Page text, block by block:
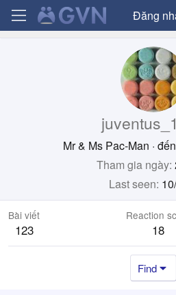
Đăng
Mr & Ms Pac-Man ·
Tham gia ngày
Last seen
Bài viết
123
Reaction
18
Find